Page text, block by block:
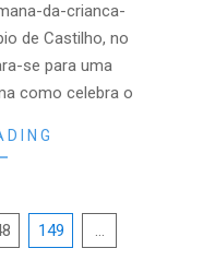
da-crianca-
de Castilho, no
se para uma
como celebra o
149
…